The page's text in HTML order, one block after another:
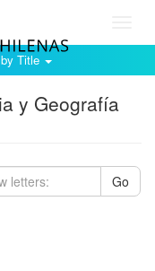
Title
y Geografía
Go